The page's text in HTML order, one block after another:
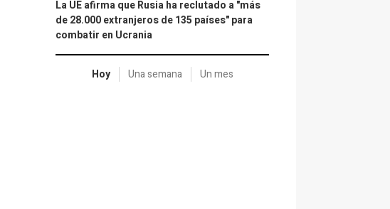
La UE afirma que Rusia ha reclutado a "más
de 28.000 extranjeros de 135 países" para
combatir en Ucrania
Hoy Una semana Un mes